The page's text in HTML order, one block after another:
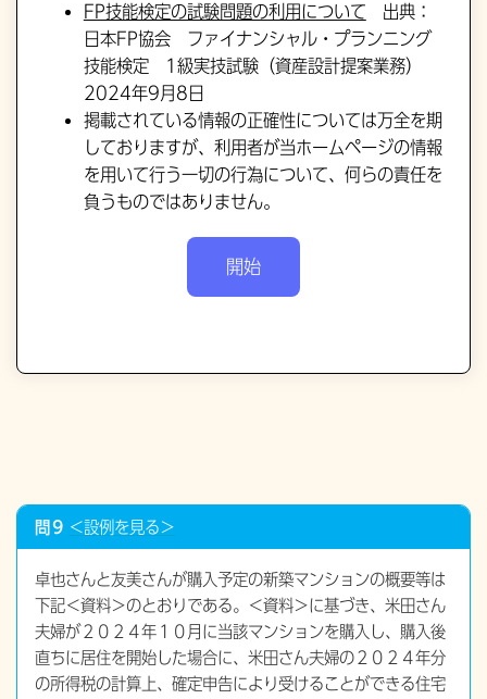
FP技能検定の試験問題の利用について 出典：
日本FP協会 ファイナンシャル・プランニング
技能検定 1級実技試験（資産設計提案業務）
2024年9月8日
掲載されている情報の正確性については万全を期
しておりますが、利用者が当ホームページの情報
を用いて行う一切の行為について、何らの責任を
負うものではありません。
問９ ＜設例を見る＞
卓也さんと友美さんが購入予定の新築マンションの概要等は
下記＜資料＞のとおりである。＜資料＞に基づき、米田さん
夫婦が２０２４年１０月に当該マンションを購入し、購入後
直ちに居住を開始した場合に、米田さん夫婦の２０２４年分
の所得税の計算上、確定申告により受けることができる住宅